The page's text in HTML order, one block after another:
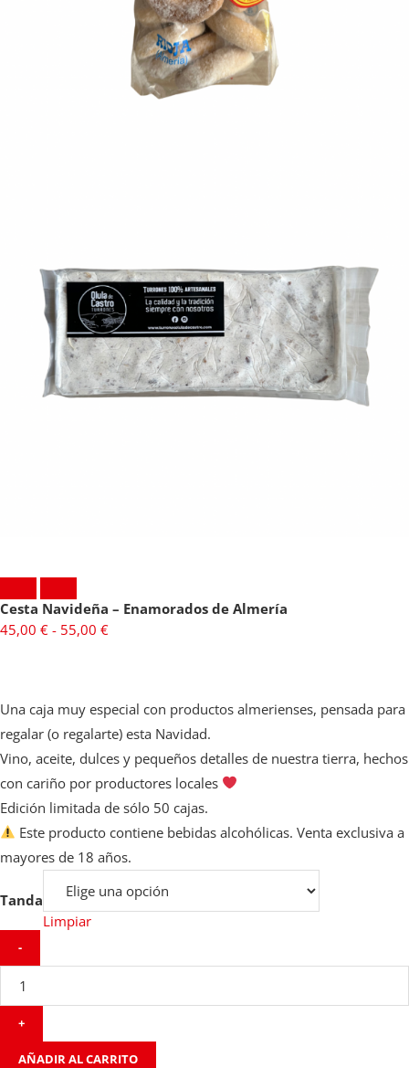
Cesta Navideña – Enamorados de Almería
45,00 € - 55,00 €
Una caja muy especial con productos almerienses, pensada para
regalar (o regalarte) esta Navidad.
Vino, aceite, dulces y pequeños detalles de nuestra tierra, hechos
con cariño por productores locales
Edición limitada de sólo 50 cajas.
Este producto contiene bebidas alcohólicas. Venta exclusiva a
mayores de 18 años.
Tanda
Limpiar
AÑADIR AL CARRITO